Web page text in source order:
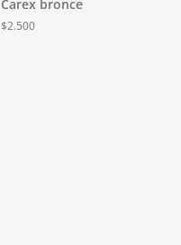
Carex bronce
$2.500